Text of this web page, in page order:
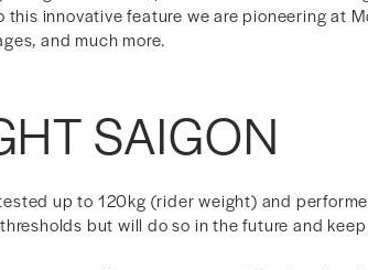
this innovative feature we are pioneering at
and much more.
SAIGON
up to 120kg (rider weight) and
but will do so in the future and